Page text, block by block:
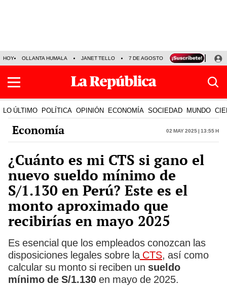
HOY OLLANTA HUMALA JANET TELLO 7 DE AGOSTO TINKA RESULTADOS
LO ÚLTIMO POLÍTICA OPINIÓN ECONOMÍA SOCIEDAD MUNDO
Economía 02 May 2025 | 13:55 h
¿Cuánto es mi CTS si gano el
nuevo sueldo mínimo de
S/1.130 en Perú? Este es el
monto aproximado que
recibirías en mayo 2025
Es esencial que los empleados conozcan las
disposiciones legales sobre la CTS, así como
calcular su monto si reciben un sueldo
mínimo de S/1.130 en mayo de 2025.